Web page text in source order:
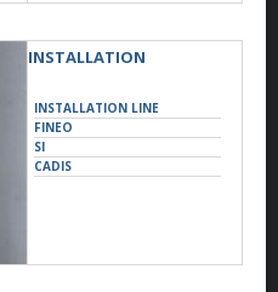
INSTALLATION
INSTALLATION LINE
FINEO
SI
CADIS